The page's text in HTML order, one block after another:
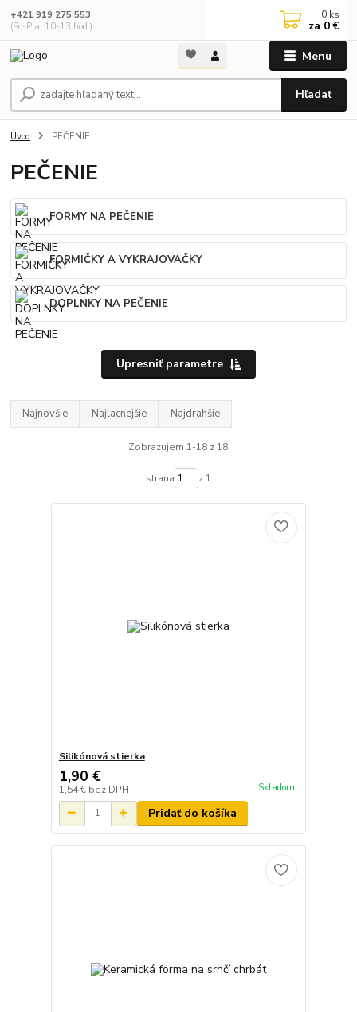
Menu
Hľadať
+421 919 275 553
(Po-Pia, 10-13 hod.)
0 ks
za 0 €
Úvod PEČENIE
PEČENIE
FORMY NA PEČENIE
FORMIČKY A VYKRAJOVAČKY
DOPLNKY NA PEČENIE
Upresniť parametre
Najnovšie Najlacnejšie Najdrahšie
Zobrazujem 1-18 z 18
strana z 1
Silikónová stierka
1,90 €
1,54 € bez DPH Skladom
Pridať do košíka